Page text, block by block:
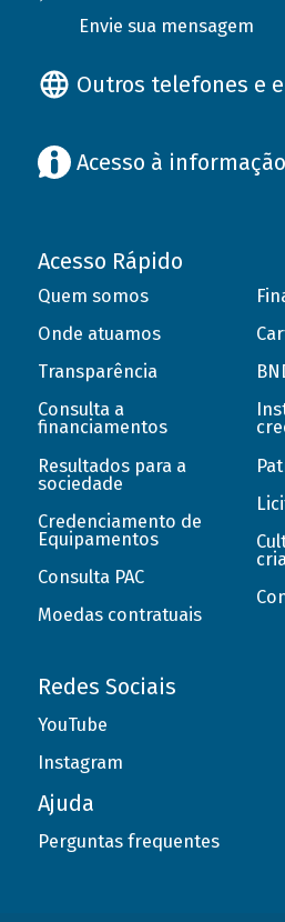
Envie sua mensagem
Outros telefones e
Acesso à informação
Acesso Rápido
Quem somos
Onde atuamos
Transparência
Consulta a
financiamentos
Resultados para a
sociedade
Credenciamento de
Equipamentos
Consulta PAC
Moedas contratuais
Redes Sociais
YouTube
Instagram
Ajuda
Perguntas frequentes